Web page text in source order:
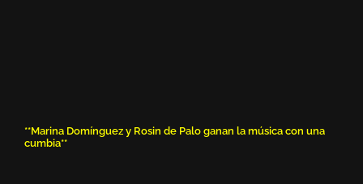
**Marina Domínguez y Rosin de Palo ganan la música con una
cumbia**